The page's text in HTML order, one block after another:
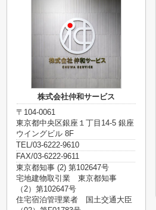
株式会社仲和サービス
〒104-0061
東京都中央区銀座１丁目14-5 銀座
ウイングビル 8F
TEL/03-6222-9610
FAX/03-6222-9611
東京都知事 (2) 第102647号
宅地建物取引業 東京都知事
（2）第102647号
住宅宿泊管理業者 国土交通大臣